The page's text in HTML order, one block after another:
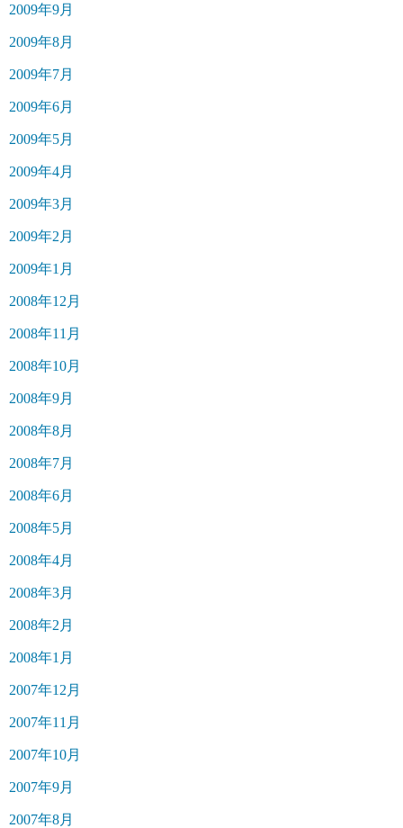
2009年9月
2009年8月
2009年7月
2009年6月
2009年5月
2009年4月
2009年3月
2009年2月
2009年1月
2008年12月
2008年11月
2008年10月
2008年9月
2008年8月
2008年7月
2008年6月
2008年5月
2008年4月
2008年3月
2008年2月
2008年1月
2007年12月
2007年11月
2007年10月
2007年9月
2007年8月